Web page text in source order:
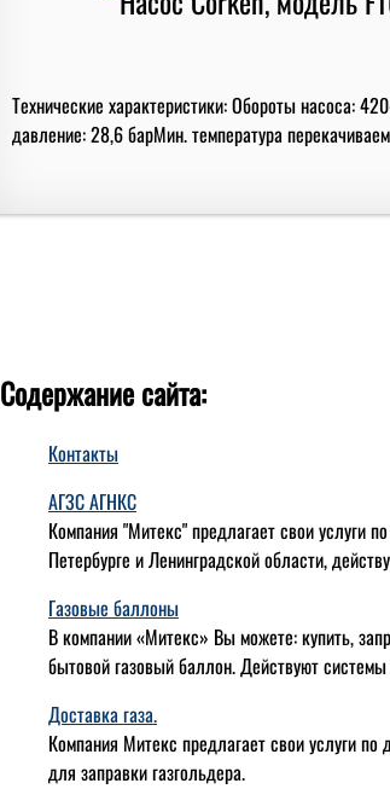
Технические характеристики: Обороты насоса:
давление: 28,6 барМин. температура
Содержание сайта:
Контакты
АГЗС АГНКС
Компания "Митекс" предлагает свои услуги
Петербурге и Ленинградской области,
Газовые баллоны
В компании «Митекс» Вы можете: купить,
бытовой газовый баллон. Действуют
Доставка газа.
Компания Митекс предлагает свои услуги
для заправки газгольдера.